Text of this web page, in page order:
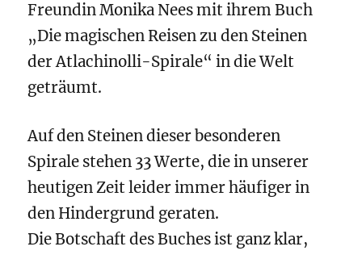
Freundin Monika Nees mit ihrem Buch
„Die magischen Reisen zu den Steinen
der Atlachinolli-Spirale“in die Welt
geträumt.
Auf den Steinen dieser besonderen
Spirale stehen 33 Werte, die in unserer
heutigen Zeit leider immer häufiger in
den Hindergrund geraten.
Die Botschaft des Buches ist ganz klar,